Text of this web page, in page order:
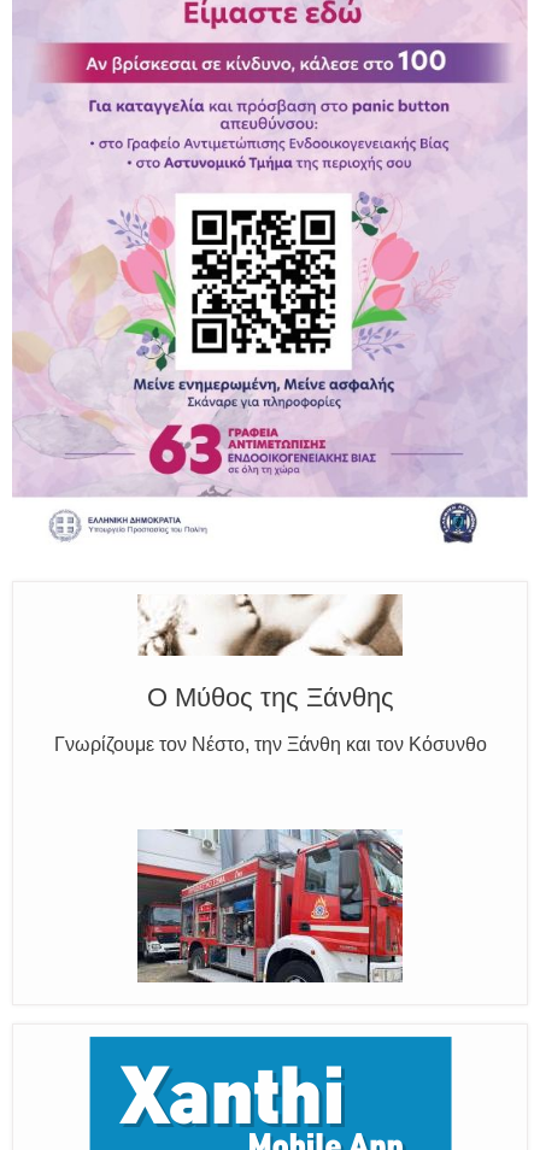
Ο Μύθος της Ξάνθης
Γνωρίζουμε τον Νέστο, την Ξάνθη και τον Κόσυνθο